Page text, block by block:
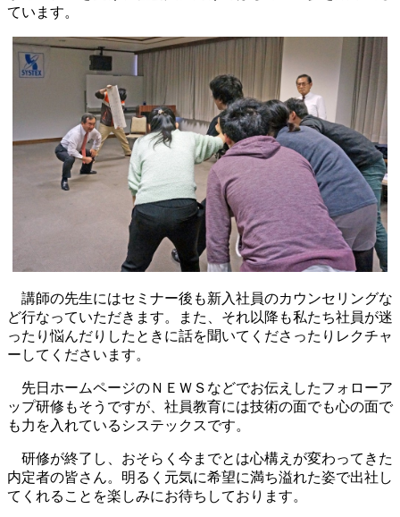
ています。
講師の先生にはセミナー後も新入社員のカウンセリングな
ど行なっていただきます。また、それ以降も私たち社員が迷
ったり悩んだりしたときに話を聞いてくださったりレクチャ
ーしてくださいます。
先日ホームページのＮＥＷＳなどでお伝えしたフォローア
ップ研修もそうですが、社員教育には技術の面でも心の面で
も力を入れているシステックスです。
研修が終了し、おそらく今までとは心構えが変わってきた
内定者の皆さん。明るく元気に希望に満ち溢れた姿で出社し
てくれることを楽しみにお待ちしております。